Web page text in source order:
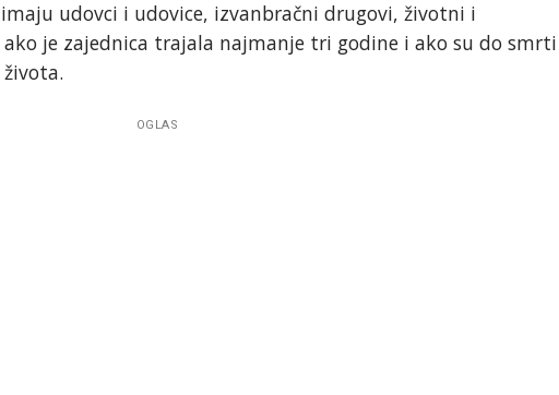
udovci i udovice, izvanbračni drugovi, životni i
je zajednica trajala najmanje tri godine i ako su do smrti
OGLAS